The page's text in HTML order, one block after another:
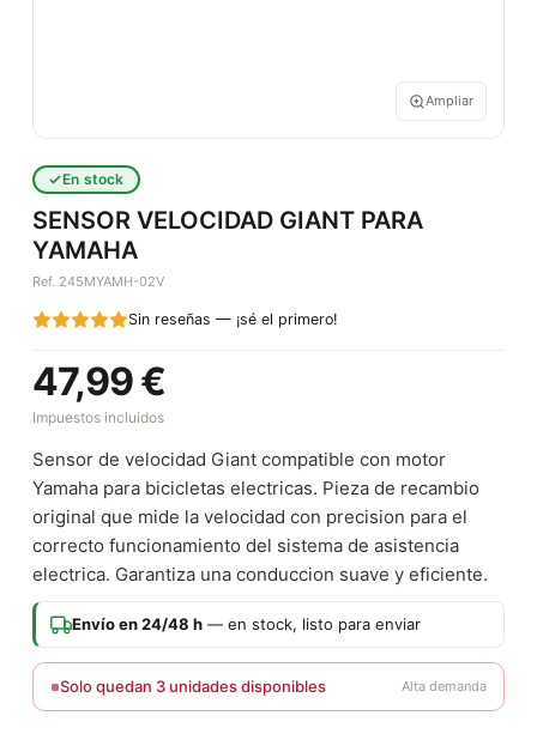
Ampliar
En stock
SENSOR VELOCIDAD GIANT PARA
YAMAHA
Ref. 245MYAMH-02V
Sin reseñas — ¡sé el primero!
47,99 €
Impuestos incluidos
Sensor de velocidad Giant compatible con motor
Yamaha para bicicletas electricas. Pieza de recambio
original que mide la velocidad con precision para el
correcto funcionamiento del sistema de asistencia
electrica. Garantiza una conduccion suave y eficiente.
Envío en 24/48 h — en stock, listo para enviar
Solo quedan 3 unidades disponibles Alta demanda